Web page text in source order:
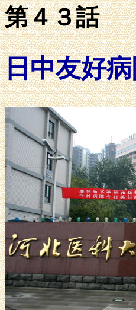
第４３
日中友好